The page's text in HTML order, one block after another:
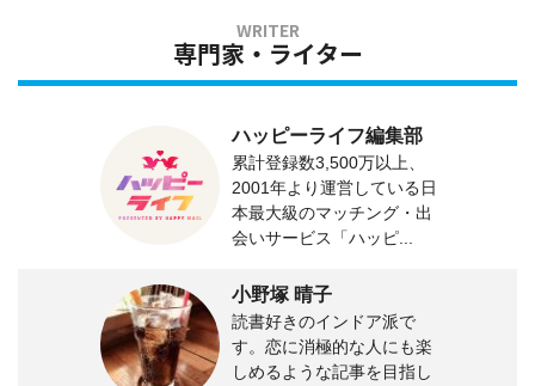
専門家・ライター
ハッピーライフ編集部
累計登録数3,500万以上、
2001年より運営している日
本最大級のマッチング・出
会いサービス「ハッピ...
小野塚 晴子
読書好きのインドア派で
す。恋に消極的な人にも楽
しめるような記事を目指し